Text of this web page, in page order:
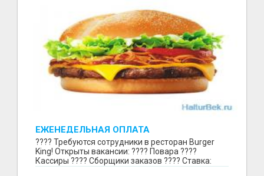
ЕЖЕНЕДЕЛЬНАЯ ОПЛАТА
???? Требуются сотрудники в ресторан Burger
King! Открыты вакансии: ???? Повара ????
Кассиры ???? Сборщики заказов ???? Ставка: